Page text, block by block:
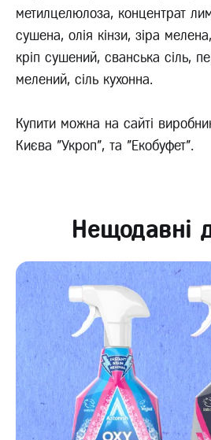
метилцелюлоза, концентрат
сушена, олія кінзи, зіра
кріп сушений, сванська сіль,
мелений, сіль кухонна.
Купити можна на сайті
Києва "Укроп", та "Екобуфет".
Нещодавні